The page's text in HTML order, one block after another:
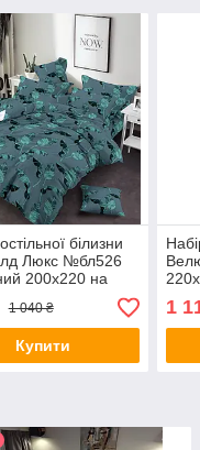
білизни
Люкс №бл526
200х220 на
1 040 ₴
Купити
1